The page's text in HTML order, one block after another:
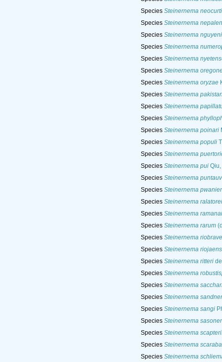
Species Steinernema
Species Steinernema
Species Steinernema nguyeni
Species Steinernema
Species Steinernema
Species Steinernema
Species Steinernema oryzae
Species Steinernema
Species Steinernema
Species Steinernema
Species Steinernema poinari
Species Steinernema populi
Species Steinernema
Species Steinernema puiQiu,
Species Steinernema
Species Steinernema
Species Steinernema ralatorei
Species Steinernema ramanai
Species Steinernema rarum
Species Steinernema riobrave
Species Steinernema
Species Steinernema ritteride
Species Steinernema
Species Steinernema
Species Steinernema
Species Steinernema sangi
Species Steinernema
Species Steinernema
Species Steinernema
Species Steinernema